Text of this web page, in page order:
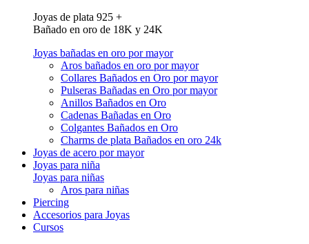
Joyas de plata 925 +
Bañado en oro de 18K y 24K
Joyas bañadas en oro por mayor
Aros bañados en oro por mayor
Collares Bañados en Oro por mayor
Pulseras Bañadas en Oro por mayor
Anillos Bañados en Oro
Cadenas Bañadas en Oro
Colgantes Bañados en Oro
Charms de plata Bañados en oro 24k
Joyas de acero por mayor
Joyas para niña
Joyas para niñas
Aros para niñas
Piercing
Accesorios para Joyas
Cursos